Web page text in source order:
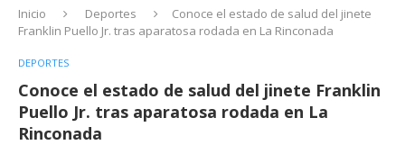
Inicio Deportes
Conoce el estado de salud del jinete
Franklin Puello Jr. tras aparatosa rodada en La Rinconada
DEPORTES
Conoce el estado de salud del jinete Franklin
Puello Jr. tras aparatosa rodada en La
Rinconada